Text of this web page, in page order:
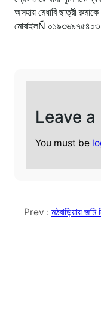
অসহায় মেধাবি ছাত্রী
মোবাইলÑ ০১৯৩৬৯৭৫৪০৩
Leave a
You must be
Prev : মঠবাড়িয়ায়